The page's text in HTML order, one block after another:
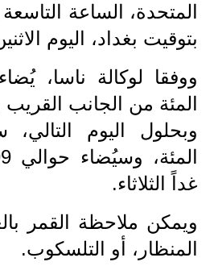
بتوقيت بغداد، اليوم
المئة من الجانب القريب
غداً الثلاثاء.
ويمكن ملاحظة القمر
المنظار، أو التلسكوب.